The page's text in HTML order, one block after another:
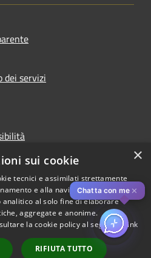
dei servizi
per l'anno 2025
Copyright © 2026 • Comune di
Rozzano • Powered by
Municipium•
Accesso
Chatta con me ✕
×
sui cookie
tecnici e assimilati strettamente
e alla navigazione del sito,
analitico al solo fine di elaborare
aggregate e anonime.
la cookie policy al seguente link
RIFIUTA TUTTO